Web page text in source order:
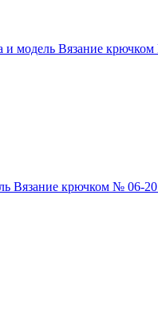
и модель Вязание крючком
Вязание крючком № 06-